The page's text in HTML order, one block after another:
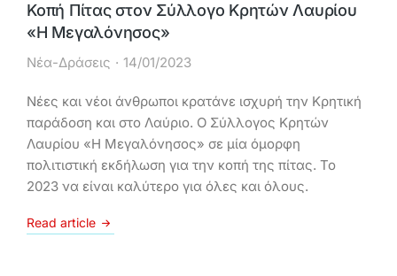
Κοπή Πίτας στον Σύλλογο Κρητών Λαυρίου
«Η Μεγαλόνησος»
Νέα-Δράσεις 14/01/2023
Νέες και νέοι άνθρωποι κρατάνε ισχυρή την Κρητική
παράδοση και στο Λαύριο. Ο Σύλλογος Κρητών
Λαυρίου «Η Μεγαλόνησος» σε μία όμορφη
πολιτιστική εκδήλωση για την κοπή της πίτας. Το
2023 να είναι καλύτερο για όλες και όλους.
Read article